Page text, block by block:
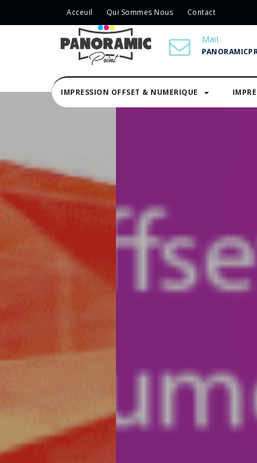
Acceuil Qui Sommes Nous Contact
Mail
IMPRESSION OFFSET & NUMERIQUE